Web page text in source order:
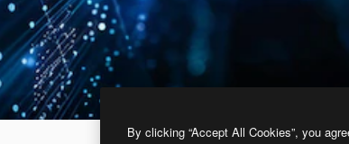
By clicking “Accept All Cookies”, you